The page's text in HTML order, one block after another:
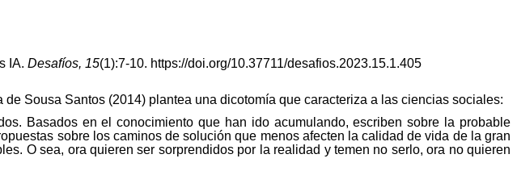
IA. Desafíos, 15(1):7-10. https://doi.org/10.37711/desafios.2023.15.1.405
de Sousa Santos (2014) plantea una dicotomía que caracteriza a las ciencias sociales:
Basados en el conocimiento que han ido acumulando, escriben sobre la probable
sobre los caminos de solución que menos afecten la calidad de vida de la gran
O sea, ora quieren ser sorprendidos por la realidad y temen no serlo, ora no quieren